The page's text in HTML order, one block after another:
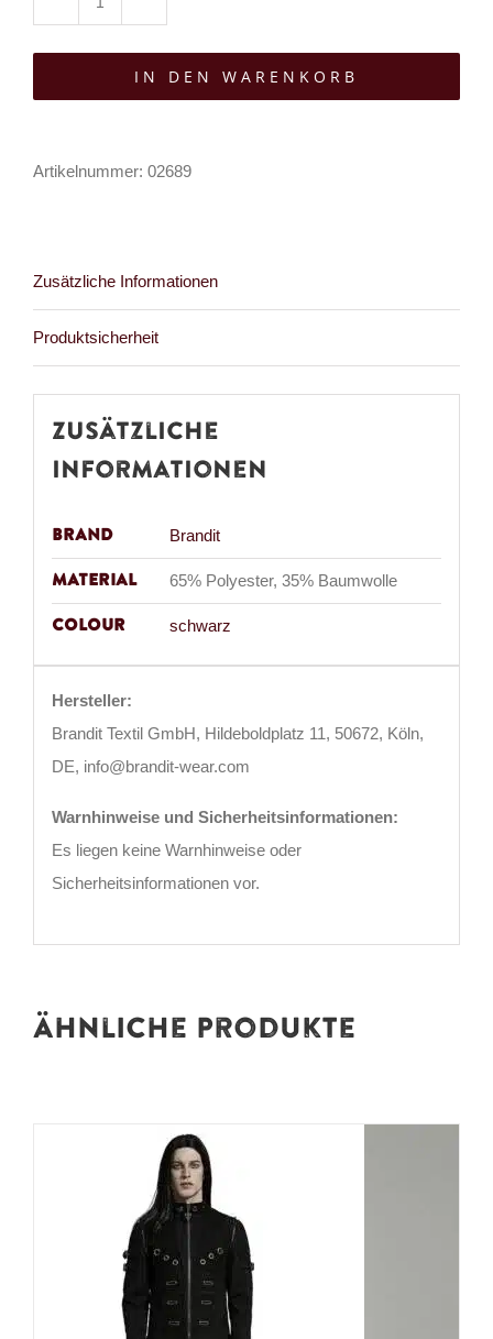
Jacke
Hooded
Menge
IN DEN WARENKORB
Artikelnummer: 02689
Zusätzliche Informationen
Produktsicherheit
Zusätzliche
Informationen
Brand Brandit
Material 65% Polyester, 35% Baumwolle
Colour schwarz
Hersteller:
Brandit Textil GmbH, Hildeboldplatz 11, 50672, Köln,
DE, info@brandit-wear.com
Warnhinweise und Sicherheitsinformationen:
Es liegen keine Warnhinweise oder
Sicherheitsinformationen vor.
Ähnliche Produkte